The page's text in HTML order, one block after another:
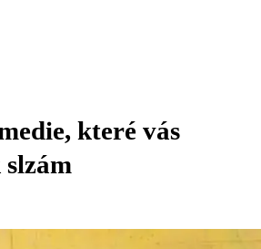
které vás